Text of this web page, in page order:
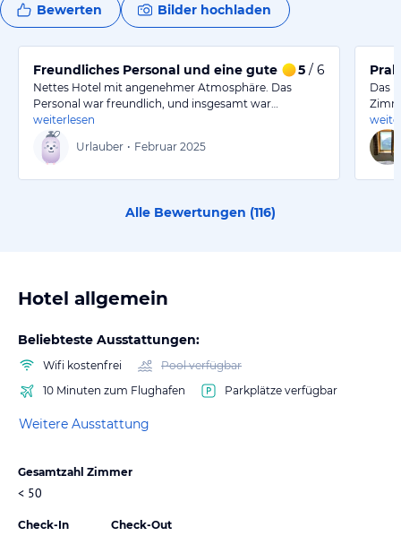
Bewerten Bilder hochladen
Freundliches Personal und eine gute Atmosphäre für
5 / 6
Nettes Hotel mit angenehmer Atmosphäre. Das
Personal war freundlich, und insgesamt war…
weiterlesen
Urlauber • Februar 2025
Das
Alle Bewertungen (116)
Hotel allgemein
Beliebteste Ausstattungen:
Wifi kostenfrei
Pool verfügbar
10 Minuten zum Flughafen
Parkplätze verfügbar
Weitere Ausstattung
Gesamtzahl Zimmer
< 50
Check-In Check-Out